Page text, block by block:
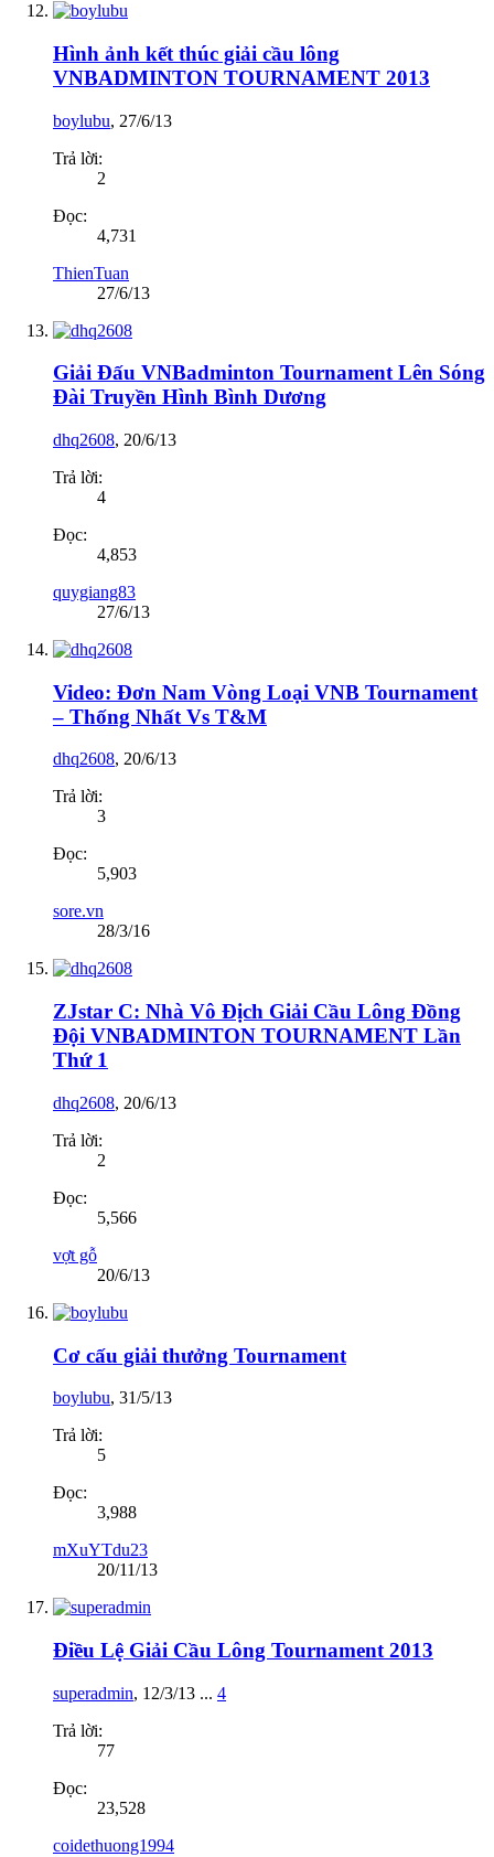
Hình ảnh kết thúc giải cầu lông
VNBADMINTON TOURNAMENT 2013
boylubu, 27/6/13
Trả lời:
2
Đọc:
4,731
ThienTuan
27/6/13
Giải Đấu VNBadminton Tournament Lên Sóng
Đài Truyền Hình Bình Dương
dhq2608, 20/6/13
Trả lời:
4
Đọc:
4,853
quygiang83
27/6/13
Video: Đơn Nam Vòng Loại VNB Tournament
– Thống Nhất Vs T&M
dhq2608, 20/6/13
Trả lời:
3
Đọc:
5,903
sore.vn
28/3/16
ZJstar C: Nhà Vô Địch Giải Cầu Lông Đồng
Đội VNBADMINTON TOURNAMENT Lần
Thứ 1
dhq2608, 20/6/13
Trả lời:
2
Đọc:
5,566
vợt gỗ
20/6/13
Cơ cấu giải thưởng Tournament
boylubu, 31/5/13
Trả lời:
5
Đọc:
3,988
mXuYTdu23
20/11/13
Điều Lệ Giải Cầu Lông Tournament 2013
superadmin, 12/3/13 ... 4
Trả lời:
77
Đọc:
23,528
coidethuong1994